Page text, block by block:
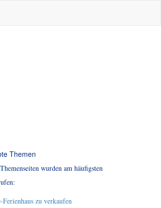
Themen
wurden am häufigsten
Ferienhaus zu verkaufen